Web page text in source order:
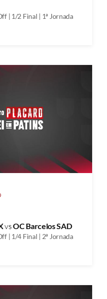
| 1/2 Final | 1ª Jornada
vsOC Barcelos SAD
| 1/4 Final | 2ª Jornada